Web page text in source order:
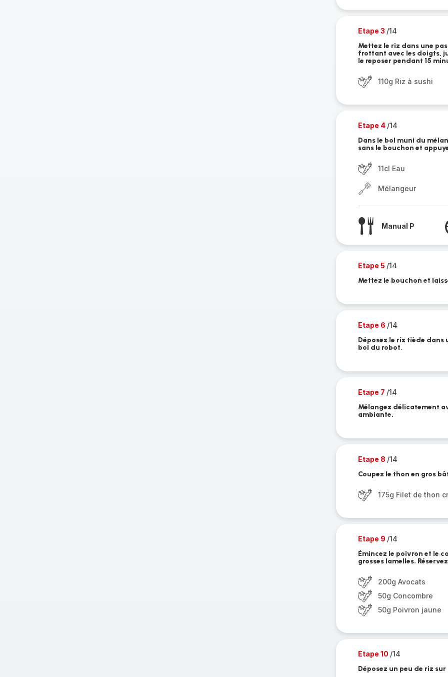
Etape 3 /14
Mettez le riz dans une
frottant avec les doigts,
le reposer pendant 15
110g Riz à sushi
Etape 4 /14
Dans le bol muni du
sans le bouchon et
11cl Eau
Mélangeur
Manual P
Etape 5 /14
Mettez le bouchon et
Etape 6 /14
Déposez le riz tiède dans
bol du robot.
Etape 7 /14
Mélangez délicatement
ambiante.
Etape 8 /14
Coupez le thon en gros
175g Filet de thon
Etape 9 /14
Émincez le poivron et le
grosses lamelles.
200g Avocats
50g Concombre
50g Poivron jaune
Etape 10 /14
Déposez un peu de riz